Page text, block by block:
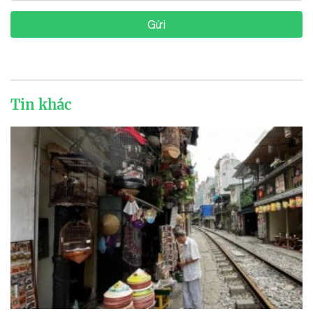
Gửi
Tin khác